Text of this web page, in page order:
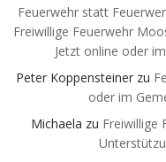
Feuerwehr statt
Freiwillige Feuerwehr
Jetzt online oder
Peter Koppensteiner zu
oder im
Michaela zu Freiwillige